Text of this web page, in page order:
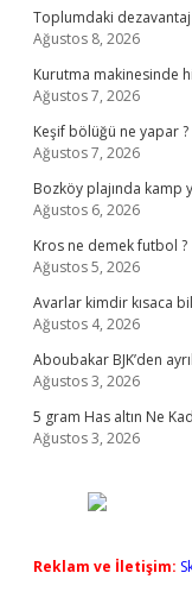
Toplumdaki
Ağustos 8, 2026
Kurutma makinesinde
Ağustos 7, 2026
Keşif bölüğü ne yapar ?
Ağustos 7, 2026
Bozköy plajında kamp
Ağustos 6, 2026
Kros ne demek futbol ?
Ağustos 5, 2026
Avarlar kimdir kısaca
Ağustos 4, 2026
Aboubakar BJK’den
Ağustos 3, 2026
5 gram Has altın Ne
Ağustos 3, 2026
Reklam ve İletişim: